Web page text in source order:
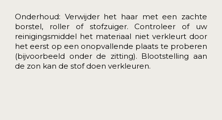
Onderhoud: Verwijder het haar met een zachte
borstel, roller of stofzuiger. Controleer of uw
reinigingsmiddel het materiaal niet verkleurt door
het eerst op een onopvallende plaats te proberen
(bijvoorbeeld onder de zitting). Blootstelling aan
de zon kan de stof doen verkleuren.